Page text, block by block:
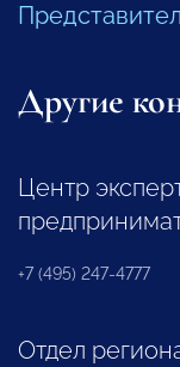
Другие
Центр
+7 (495) 247-4777
Отдел